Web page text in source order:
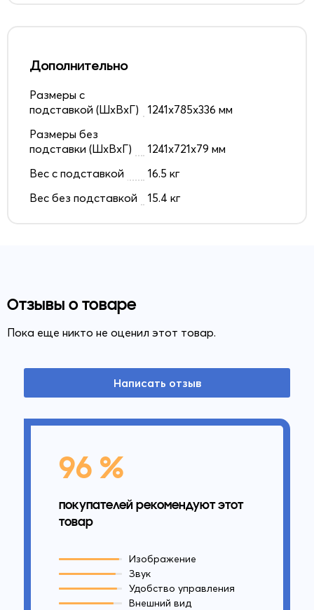
Дополнительно
Размеры с
подставкой (ШxВxГ)
1241x785x336 мм
Размеры без
подставки (ШxВxГ)
1241x721x79 мм
Вес с подставкой
16.5 кг
Вес без подставкой
15.4 кг
Отзывы о товаре
Пока еще никто не оценил этот товар.
Написать отзыв
96 %
покупателей рекомендуют этот
товар
Изображение
Звук
Удобство управления
Внешний вид